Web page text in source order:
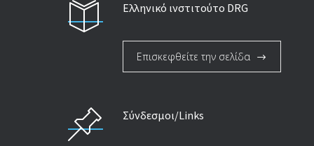
Ελληνικό ινστιτούτο DRG
Επισκεφθείτε την σελίδα
Σύνδεσμοι/Links